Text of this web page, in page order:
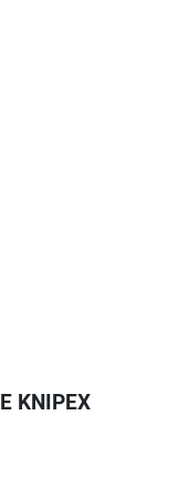
KNIPEX